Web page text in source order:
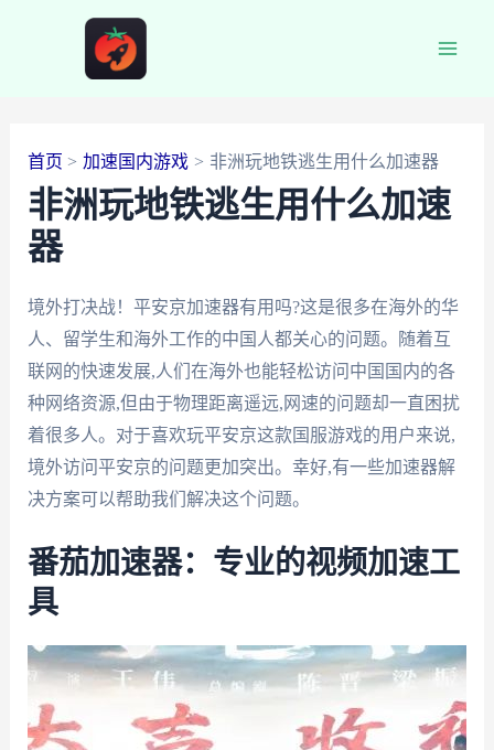
首页 加速国内游戏 非洲玩地铁逃生用什么加速器
非洲玩地铁逃生用什么加速
器
境外打决战！平安京加速器有用吗?这是很多在海外的华
人、留学生和海外工作的中国人都关心的问题。随着互
联网的快速发展,人们在海外也能轻松访问中国国内的各
种网络资源,但由于物理距离遥远,网速的问题却一直困扰
着很多人。对于喜欢玩平安京这款国服游戏的用户来说,
境外访问平安京的问题更加突出。幸好,有一些加速器解
决方案可以帮助我们解决这个问题。
番茄加速器：专业的视频加速工
具